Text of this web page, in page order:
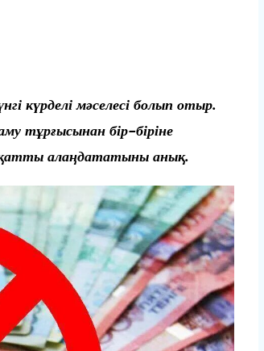
гі күрделі мәселесі болып отыр.
тұрғысынан бір-біріне
алаңдататыны анық.